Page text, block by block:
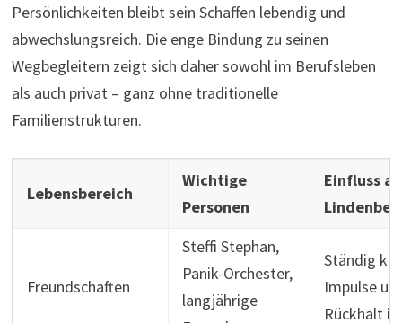
Persönlichkeiten bleibt sein Schaffen lebendig und
abwechslungsreich. Die enge Bindung zu seinen
Wegbegleitern zeigt sich daher sowohl im Berufsleben
als auch privat – ganz ohne traditionelle
Familienstrukturen.
Lebensbereich
Wichtige
Personen
Einfluss
Freundschaften
Steffi Stephan,
Panik-Orchester,
langjährige
Ständig
Impulse
Rückhalt